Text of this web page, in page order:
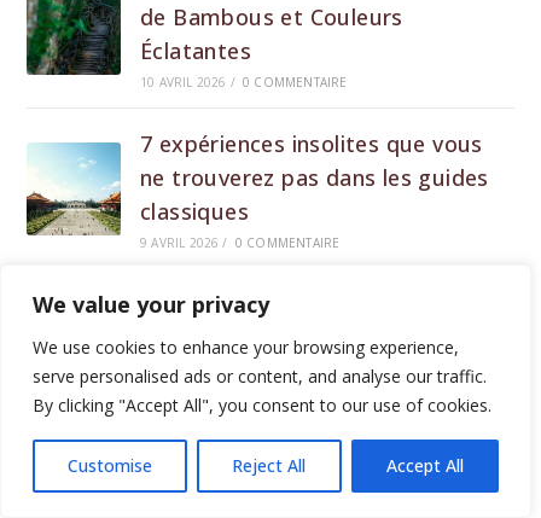
We value your privacy
We use cookies to enhance your browsing experience,
serve personalised ads or content, and analyse our traffic.
By clicking "Accept All", you consent to our use of cookies.
Customise Reject All Accept All
de Bambous et Couleurs
Éclatantes
10 AVRIL 2026 / 0 COMMENTAIRE
7 expériences insolites que vous
ne trouverez pas dans les guides
classiques
9 AVRIL 2026 / 0 COMMENTAIRE
Festivals à Taipei : mon agenda
immanquable pour un voyage
inoubliable (2026)
5 AVRIL 2026 / 0 COMMENTAIRE